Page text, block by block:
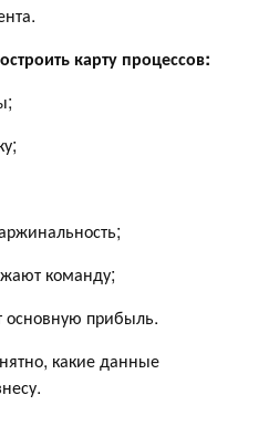
карту процессов:
команду;
основную прибыль.
какие данные